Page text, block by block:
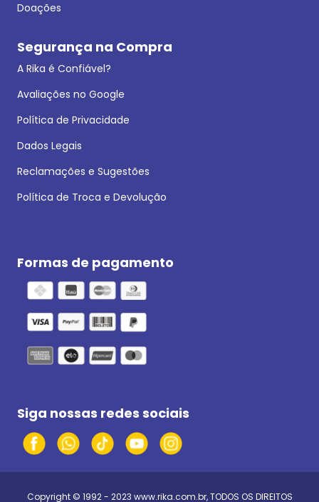
Doações
Segurança na Compra
A Rika é Confiável?
Avaliações no Google
Política de Privacidade
Dados Legais
Reclamações e Sugestões
Política de Troca e Devolução
Formas de pagamento
Siga nossas redes sociais
Copyright © 1992 - 2023 www.rika.com.br, TODOS OS DIREITOS